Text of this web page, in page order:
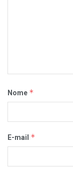
Nome *
E-mail *